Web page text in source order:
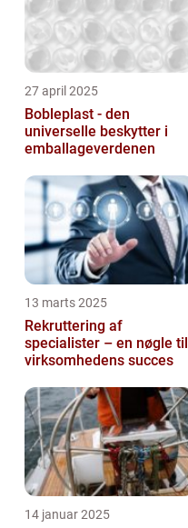
27 april 2025
Bobleplast - den
universelle beskytter i
emballageverdenen
13 marts 2025
Rekruttering af
specialister – en nøgle til
virksomhedens succes
14 januar 2025